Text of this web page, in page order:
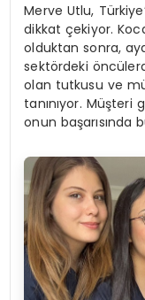
Merve Utlu,
dikkat çekiyor.
olduktan sonra,
sektördeki
olan tutkusu ve
tanınıyor. Müşteri
onun başarısında